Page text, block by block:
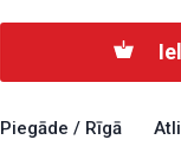
Piegāde / Rīgā